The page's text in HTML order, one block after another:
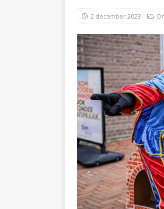
2 december 2023